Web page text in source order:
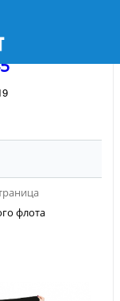
флота